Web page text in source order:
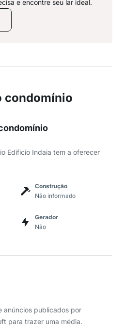
e encontre seu lar ideal.
condomínio
Edificio Indaia tem a oferecer
Construção
Não informado
Gerador
Não
anúncios publicados por
para trazer uma média.